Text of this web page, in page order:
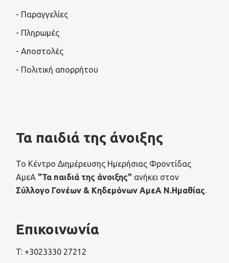
- Παραγγελίες
- Πληρωμές
- Αποστολές
- Πολιτική απορρήτου
Τα παιδιά της άνοιξης
Το Κέντρο Διημέρευσης Ημερήσιας Φροντίδας
ΑμεΑ "Τα παιδιά της άνοιξης" ανήκει στον
Σύλλογο Γονέων & Κηδεμόνων ΑμεΑ Ν.Ημαθίας.
Επικοινωνία
T: +3023330 27212